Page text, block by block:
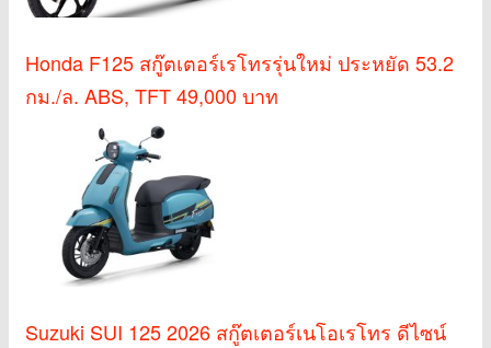
Honda F125 สกู๊ตเตอร์เรโทรรุ่นใหม่ ประหยัด 53.2
กม./ล. ABS, TFT 49,000 บาท
Suzuki SUI 125 2026 สกู๊ตเตอร์เนโอเรโทร ดีไซน์